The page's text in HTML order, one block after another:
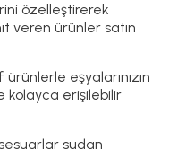
özelleştirerek
veren ürünler satın
eşyalarınızın
kolayca erişilebilir
sudan